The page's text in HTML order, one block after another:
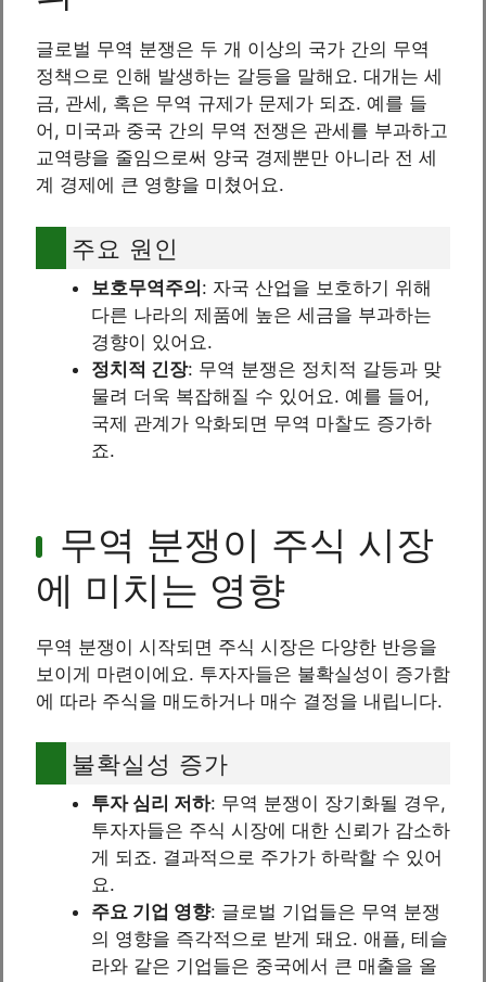
글로벌 무역 분쟁은 두 개 이상의 국가 간의 무역
정책으로 인해 발생하는 갈등을 말해요. 대개는 세
금, 관세, 혹은 무역 규제가 문제가 되죠. 예를 들
어, 미국과 중국 간의 무역 전쟁은 관세를 부과하고
교역량을 줄임으로써 양국 경제뿐만 아니라 전 세
계 경제에 큰 영향을 미쳤어요.
주요 원인
보호무역주의: 자국 산업을 보호하기 위해
다른 나라의 제품에 높은 세금을 부과하는
경향이 있어요.
정치적 긴장: 무역 분쟁은 정치적 갈등과 맞
물려 더욱 복잡해질 수 있어요. 예를 들어,
국제 관계가 악화되면 무역 마찰도 증가하
죠.
무역 분쟁이 주식 시장
에 미치는 영향
무역 분쟁이 시작되면 주식 시장은 다양한 반응을
보이게 마련이에요. 투자자들은 불확실성이 증가함
에 따라 주식을 매도하거나 매수 결정을 내립니다.
불확실성 증가
투자 심리 저하: 무역 분쟁이 장기화될 경우,
투자자들은 주식 시장에 대한 신뢰가 감소하
게 되죠. 결과적으로 주가가 하락할 수 있어
요.
주요 기업 영향: 글로벌 기업들은 무역 분쟁
의 영향을 즉각적으로 받게 돼요. 애플, 테슬
라와 같은 기업들은 중국에서 큰 매출을 올